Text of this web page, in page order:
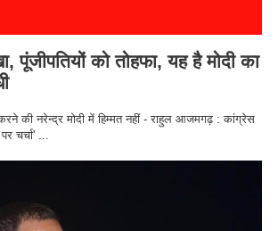
पूंजीपतियों को तोहफा, यह है मोदी का
की नरेन्द्र मोदी में हिम्मत नहीं - राहुल आजमगढ़ : कांग्रेस
चर्चा' ...